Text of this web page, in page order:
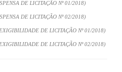
DE LICITAÇÃO Nº 01/2018)
DE LICITAÇÃO Nº 02/2018)
DE LICITAÇÃO Nº 01/2018)
DE LICITAÇÃO Nº 02/2018)